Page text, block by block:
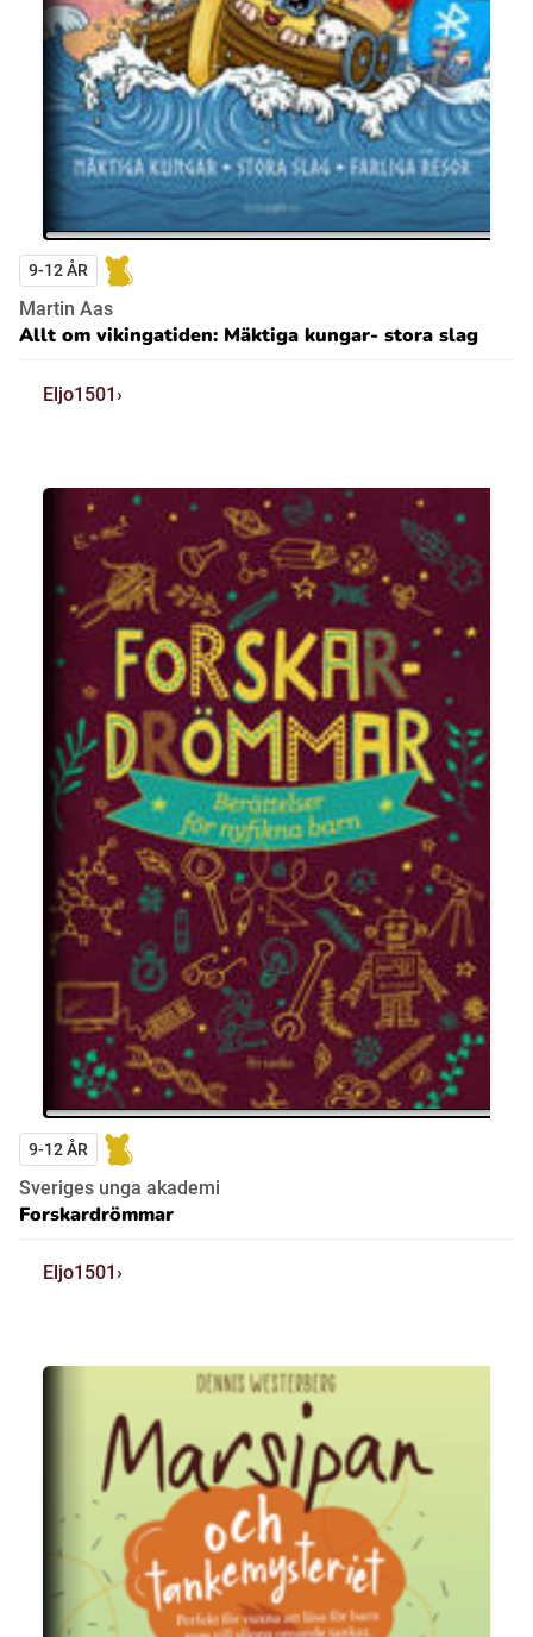
9-12 ÅR
Martin Aas
Allt om vikingatiden: Mäktiga kungar- stora slag
Eljo1501
9-12 ÅR
Sveriges unga akademi
Forskardrömmar
Eljo1501